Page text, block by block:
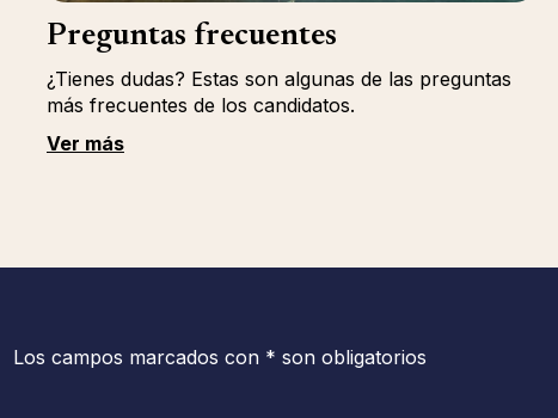
Preguntas frecuentes
¿Tienes dudas? Estas son algunas de las preguntas
más frecuentes de los candidatos.
Ver más
Los campos marcados con * son obligatorios